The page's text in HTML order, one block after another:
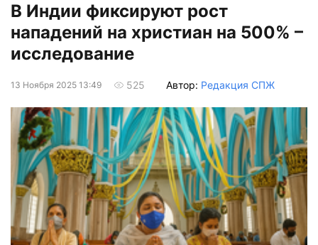
В Индии фиксируют рост
нападений на христиан на 500% –
исследование
13 Ноября 2025 13:49 525 Автор: Редакция СПЖ